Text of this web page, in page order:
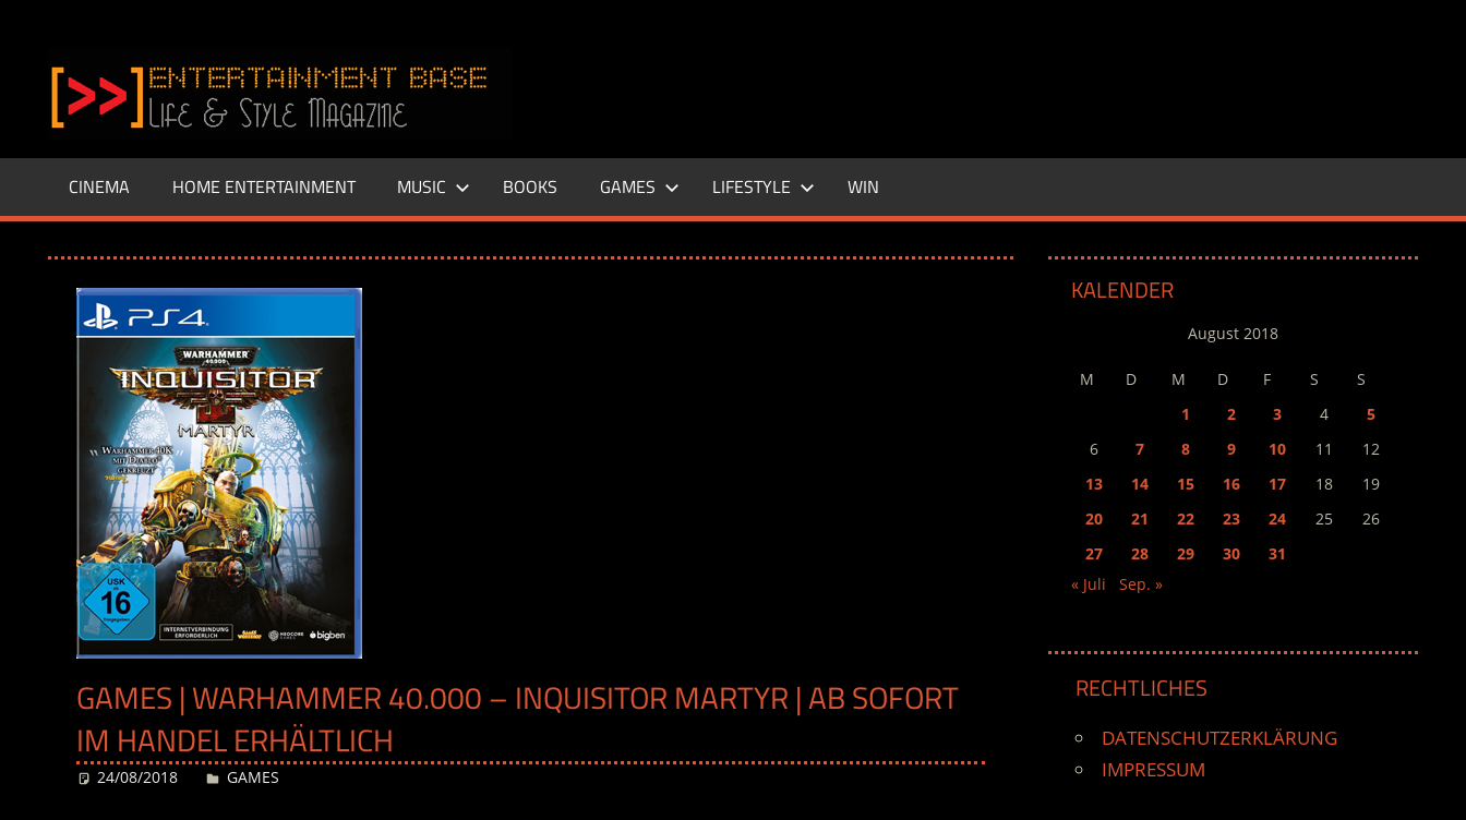
springen
–
LIFE
Base.de
CINEMA HOME ENTERTAINMENT MUSIC BOOKS GAMES LIFESTYLE WIN
GAMES | WARHAMMER 40.000 – INQUISITOR MARTYR | AB SOFORT
IM HANDEL ERHÄLTLICH
24/08/2018 Desiree
GAMES
KALENDER
August 2018
M D M D F S
S
1
2 3 4
5
6
7 8 9 10 11
12
13
14 15 16 17 18
19
20
21 22 23 24 25
26
27
28 29 30
31
« Juli
Sep. »
RECHTLICHES
DATENSCHUTZERKLÄRUNG
IMPRESSUM